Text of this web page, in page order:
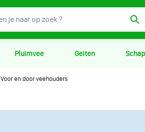
Pluimvee Geiten
Voor en door veehouders